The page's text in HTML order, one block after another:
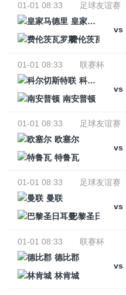
01-01 08:33
足球友谊赛
皇家马德里
vs
费伦茨瓦罗斯
01-01 08:33
联赛杯
科尔切斯特联
vs
南安普顿
01-01 08:33
足球友谊赛
欧塞尔
vs
特鲁瓦
01-01 08:33
足球友谊赛
曼联
vs
巴黎圣日耳曼
01-01 08:33
联赛杯
德比郡
vs
林肯城